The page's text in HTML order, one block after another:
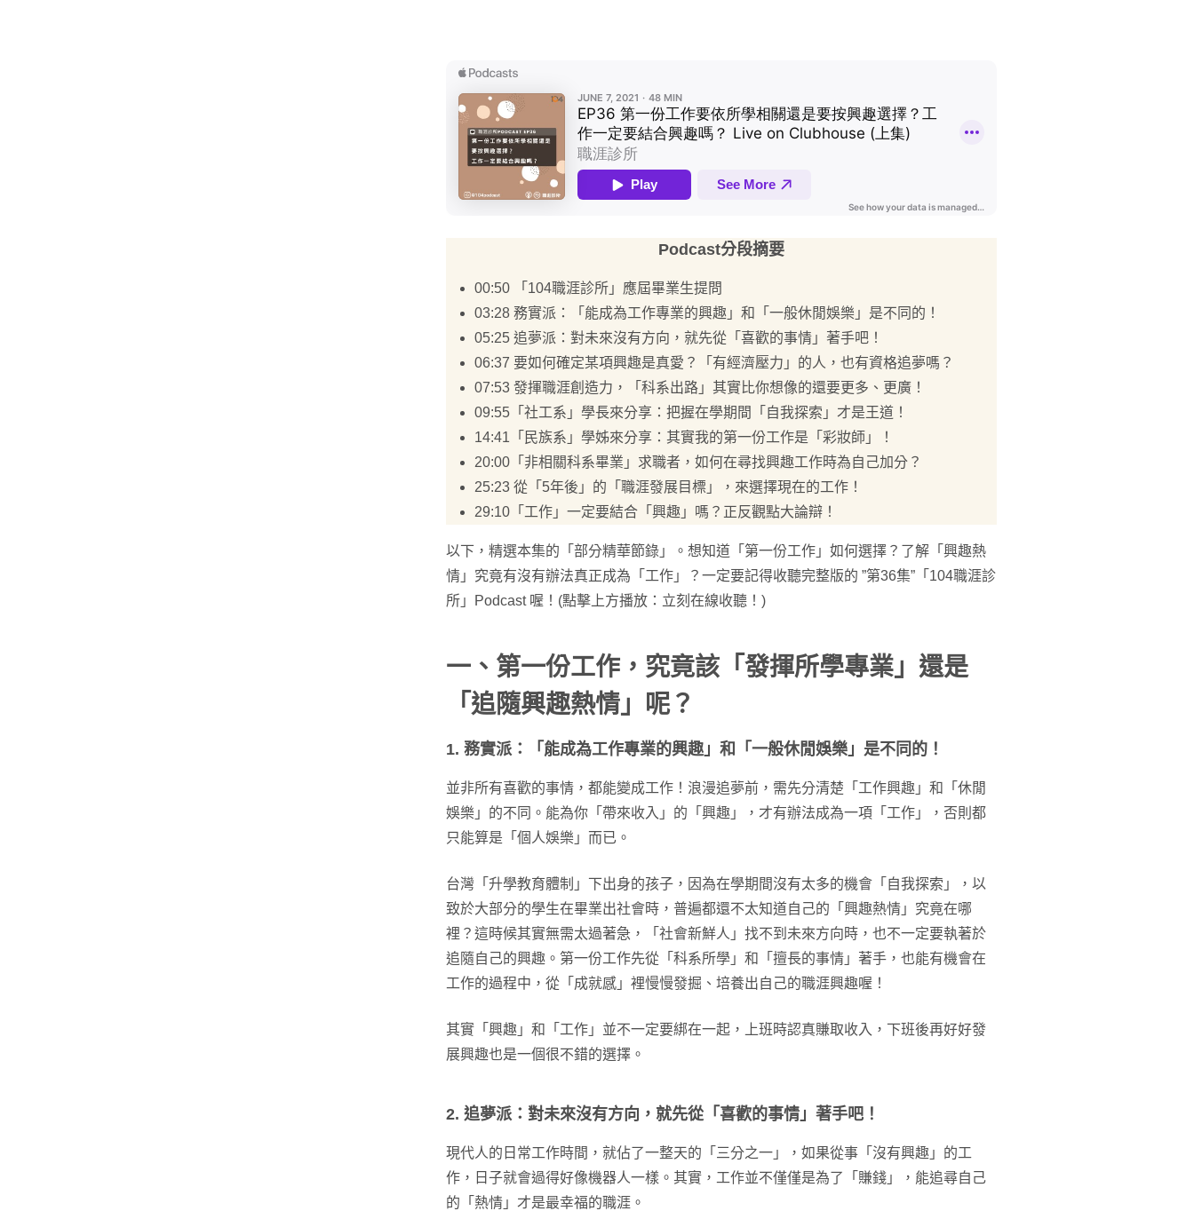
Podcast分段摘要
00:50 「104職涯診所」應屆畢業生提問
03:28 務實派：「能成為工作專業的興趣」和「一般休閒娛樂」是不同的！
05:25 追夢派：對未來沒有方向，就先從「喜歡的事情」著手吧！
06:37 要如何確定某項興趣是真愛？「有經濟壓力」的人，也有資格追夢嗎？
07:53 發揮職涯創造力，「科系出路」其實比你想像的還要更多、更廣！
09:55「社工系」學長來分享：把握在學期間「自我探索」才是王道！
14:41「民族系」學姊來分享：其實我的第一份工作是「彩妝師」！
20:00「非相關科系畢業」求職者，如何在尋找興趣工作時為自己加分？
25:23 從「5年後」的「職涯發展目標」，來選擇現在的工作！
29:10「工作」一定要結合「興趣」嗎？正反觀點大論辯！
以下，精選本集的「部分精華節錄」。想知道「第一份工作」如何選擇？了解「興趣熱
情」究竟有沒有辦法真正成為「工作」？一定要記得收聽完整版的 ”第36集”「104職涯診
所」Podcast 喔！(點擊上方播放：立刻在線收聽！)
一、第一份工作，究竟該「發揮所學專業」還是
「追隨興趣熱情」呢？
1. 務實派：「能成為工作專業的興趣」和「一般休閒娛樂」是不同的！
並非所有喜歡的事情，都能變成工作！浪漫追夢前，需先分清楚「工作興趣」和「休閒
娛樂」的不同。能為你「帶來收入」的「興趣」，才有辦法成為一項「工作」，否則都
只能算是「個人娛樂」而已。
台灣「升學教育體制」下出身的孩子，因為在學期間沒有太多的機會「自我探索」，以
致於大部分的學生在畢業出社會時，普遍都還不太知道自己的「興趣熱情」究竟在哪
裡？這時候其實無需太過著急，「社會新鮮人」找不到未來方向時，也不一定要執著於
追隨自己的興趣。第一份工作先從「科系所學」和「擅長的事情」著手，也能有機會在
工作的過程中，從「成就感」裡慢慢發掘、培養出自己的職涯興趣喔！
其實「興趣」和「工作」並不一定要綁在一起，上班時認真賺取收入，下班後再好好發
展興趣也是一個很不錯的選擇。
2. 追夢派：對未來沒有方向，就先從「喜歡的事情」著手吧！
現代人的日常工作時間，就佔了一整天的「三分之一」，如果從事「沒有興趣」的工
作，日子就會過得好像機器人一樣。其實，工作並不僅僅是為了「賺錢」，能追尋自己
的「熱情」才是最幸福的職涯。